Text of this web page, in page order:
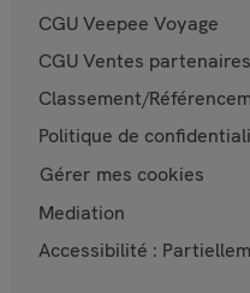
CGU Veepee Voyage
CGU Ventes partenaires
Classement/
Politique de
Gérer mes cookies
Mediation
Accessibilité :